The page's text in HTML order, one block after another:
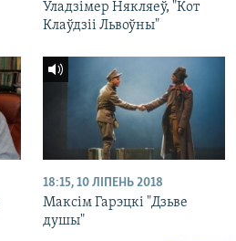
Уладзімер Някляеў, "Кот
Клаўдзіі Львоўны"
18:15, 10 ЛІПЕНЬ 2018
Максім Гарэцкі "Дзьве
душы"